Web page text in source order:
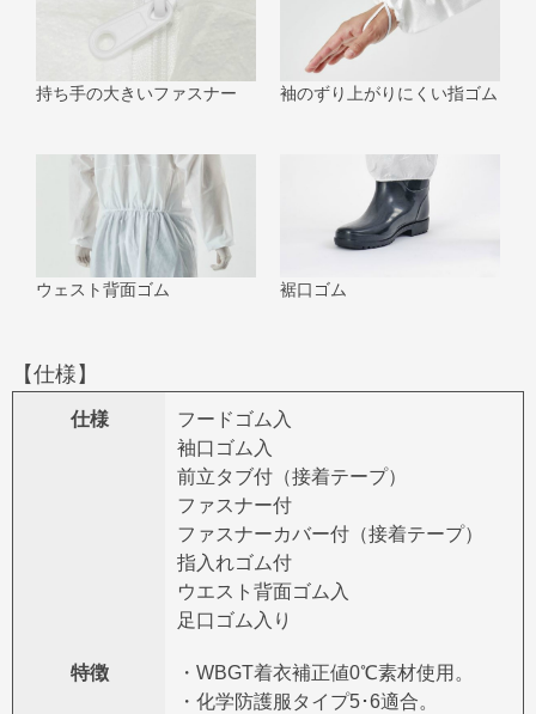
持ち手の大きいファスナー 袖のずり上がりにくい指ゴム
ウェスト背面ゴム 裾口ゴム
【仕様】
仕様
フードゴム入
袖口ゴム入
前立タブ付（接着テープ）
ファスナー付
ファスナーカバー付（接着テープ）
指入れゴム付
ウエスト背面ゴム入
足口ゴム入り
特徴
・WBGT着衣補正値0℃素材使用。
・化学防護服タイプ5･6適合。